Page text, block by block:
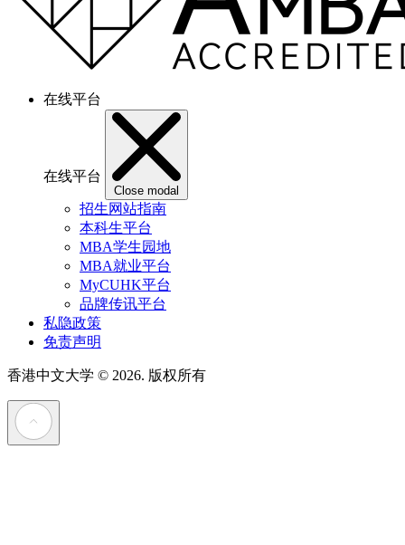
在线平台
在线平台
Close modal
招生网站指南
本科生平台
MBA学生园地
MBA就业平台
MyCUHK平台
品牌传讯平台
私隐政策
免责声明
香港中文大学 © 2026. 版权所有